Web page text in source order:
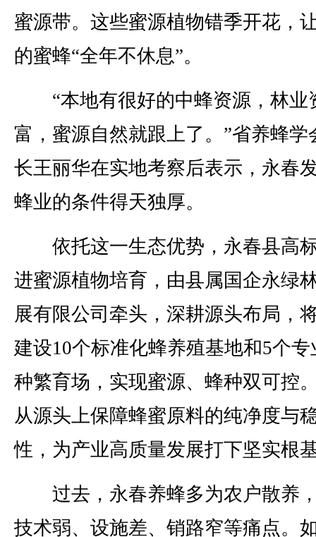
蜜源带。这些蜜源植物错季开花，
的蜜蜂“全年不休息”。
“本地有很好的中蜂资源，林业
富，蜜源自然就跟上了。”省养蜂学
长王丽华在实地考察后表示，永春
蜂业的条件得天独厚。
依托这一生态优势，永春县高
进蜜源植物培育，由县属国企永绿
展有限公司牵头，深耕源头布局，
建设10个标准化蜂养殖基地和5个专
种繁育场，实现蜜源、蜂种双可控
从源头上保障蜂蜜原料的纯净度与
性，为产业高质量发展打下坚实根
过去，永春养蜂多为农户散养
技术弱、设施差、销路窄等痛点。